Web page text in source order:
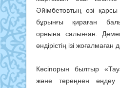
Әйімбетовтың өзі
бұрынғы қираған
орнына салынған.
өн­дірістің ізі жоғалмаған
Кәсіпорын былтыр
және тереңнен өңдеу